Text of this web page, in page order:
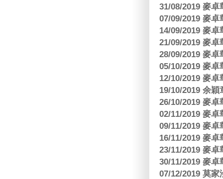
31/08/2019 麥
07/09/2019 麥
14/09/2019 麥
21/09/2019 麥
28/09/2019 麥
05/10/2019 麥
12/10/2019 麥
19/10/2019 余
26/10/2019 麥
02/11/2019 麥
09/11/2019 麥
16/11/2019 麥
23/11/2019 麥
30/11/2019 麥
07/12/2019 莫